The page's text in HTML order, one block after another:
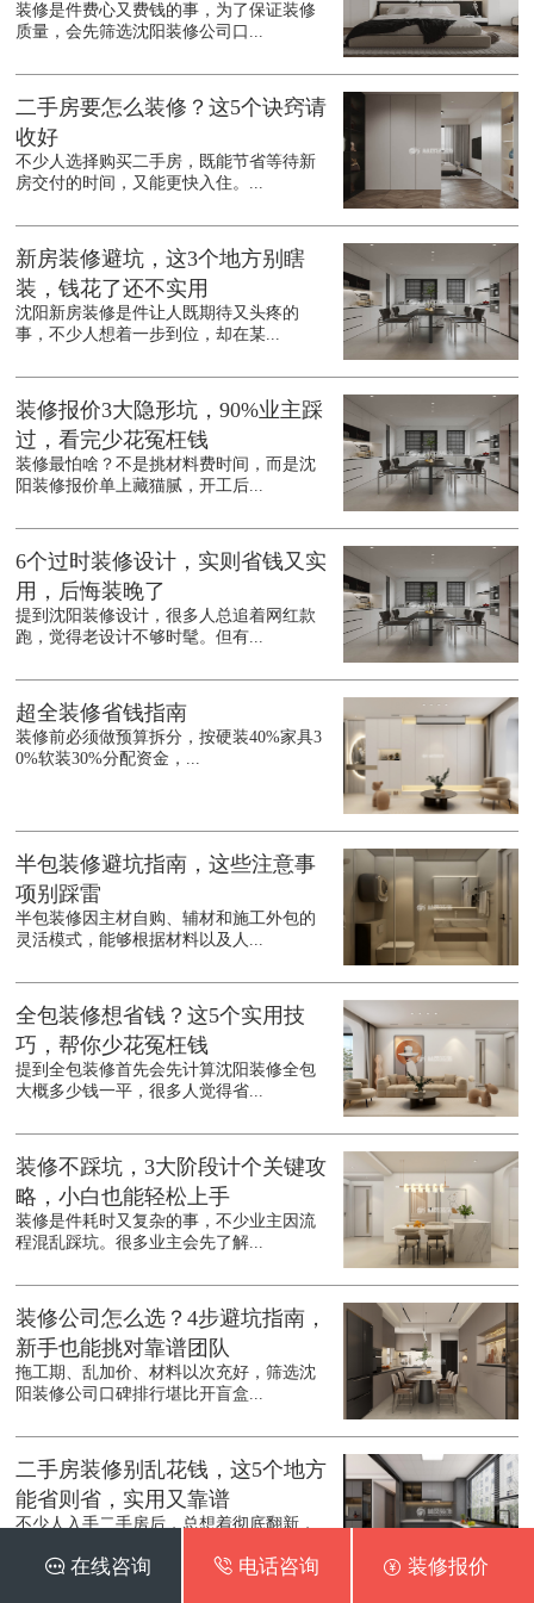
装修是件费心又费钱的事，为了保证装修
质量，会先筛选沈阳装修公司口...
二手房要怎么装修？这5个诀窍请
收好
不少人选择购买二手房，既能节省等待新
房交付的时间，又能更快入住。...
新房装修避坑，这3个地方别瞎
装，钱花了还不实用
沈阳新房装修是件让人既期待又头疼的
事，不少人想着一步到位，却在某...
装修报价3大隐形坑，90%业主踩
过，看完少花冤枉钱
装修最怕啥？不是挑材料费时间，而是沈
阳装修报价单上藏猫腻，开工后...
6个过时装修设计，实则省钱又实
用，后悔装晚了
提到沈阳装修设计，很多人总追着网红款
跑，觉得老设计不够时髦。但有...
超全装修省钱指南
装修前必须做预算拆分，按硬装40%家具3
0%软装30%分配资金，...
半包装修避坑指南，这些注意事
项别踩雷
半包装修因主材自购、辅材和施工外包的
灵活模式，能够根据材料以及人...
全包装修想省钱？这5个实用技
巧，帮你少花冤枉钱
提到全包装修首先会先计算沈阳装修全包
大概多少钱一平，很多人觉得省...
装修不踩坑，3大阶段计个关键攻
略，小白也能轻松上手
装修是件耗时又复杂的事，不少业主因流
程混乱踩坑。很多业主会先了解...
装修公司怎么选？4步避坑指南，
新手也能挑对靠谱团队
拖工期、乱加价、材料以次充好，筛选沈
阳装修公司口碑排行堪比开盲盒...
二手房装修别乱花钱，这5个地方
能省则省，实用又靠谱
不少人入手二手房后，总想着彻底翻新，
 在线咨询  电话咨询  装修报价